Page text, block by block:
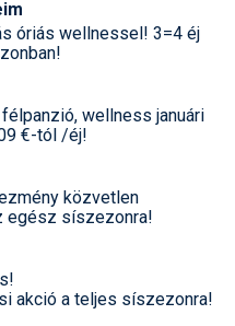
óriás wellnessel! 3=4 éj
wellness januári
€-tól /éj!
közvetlen
egész síszezonra!
akció a teljes síszezonra!